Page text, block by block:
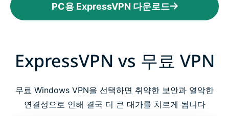
PC용 ExpressVPN 다운로드
ExpressVPN vs 무료 VPN
무료 Windows VPN을 선택하면 취약한 보안과 열악한
연결성으로 인해 결국 더 큰 대가를 치르게 됩니다